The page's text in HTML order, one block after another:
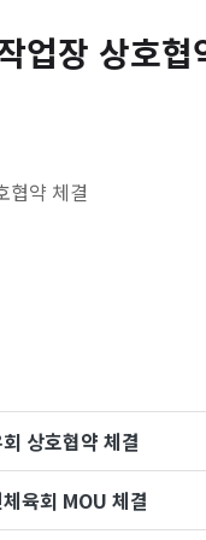
업장 상호협
협약 체결
상호협약 체결
육회 MOU 체결